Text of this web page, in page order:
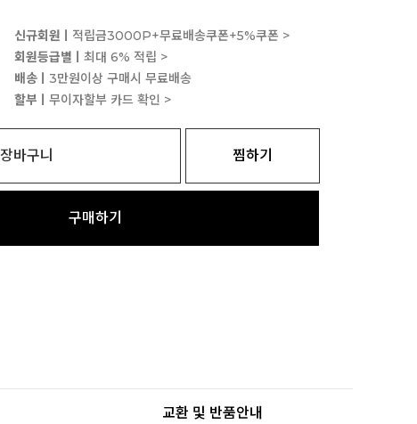
신규회원ㅣ 적립금3000P+무료배송쿠폰+5%쿠폰 >
회원등급별ㅣ 최대 6% 적립 >
배송ㅣ 3만원이상 구매시 무료배송
할부ㅣ 무이자할부 카드 확인 >
장바구니 찜하기
구매하기
교환 및 반품안내